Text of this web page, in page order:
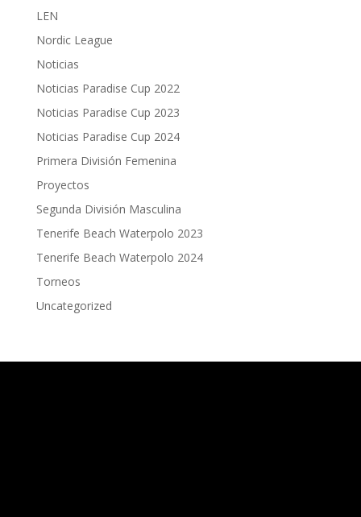
LEN
Nordic League
Noticias
Noticias Paradise Cup 2022
Noticias Paradise Cup 2023
Noticias Paradise Cup 2024
Primera División Femenina
Proyectos
Segunda División Masculina
Tenerife Beach Waterpolo 2023
Tenerife Beach Waterpolo 2024
Torneos
Uncategorized